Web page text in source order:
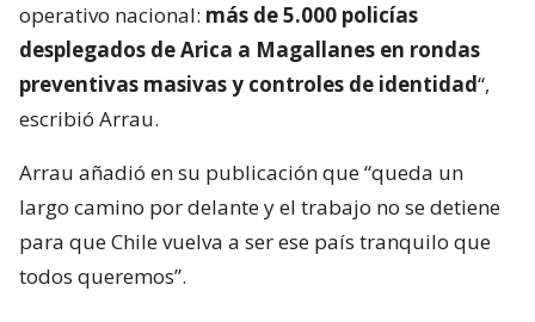
operativo nacional: más de 5.000 policías
desplegados de Arica a Magallanes en rondas
preventivas masivas y controles de identidad“,
escribió Arrau.
Arrau añadió en su publicación que “queda un
largo camino por delante y el trabajo no se detiene
para que Chile vuelva a ser ese país tranquilo que
todos queremos”.